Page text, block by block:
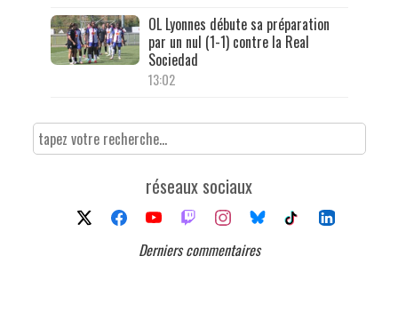
OL Lyonnes débute sa préparation
par un nul (1-1) contre la Real
Sociedad
13:02
réseaux sociaux
Derniers commentaires